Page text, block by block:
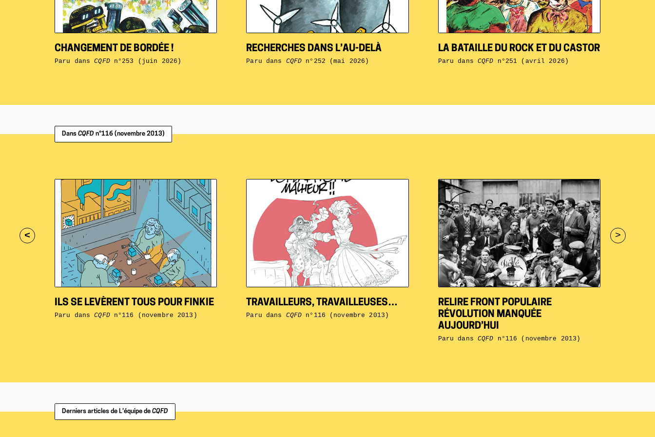
CHANGEMENT DE BORDÉE !
Paru dansCQFDn°253 (juin 2026)
RECHERCHES DANS L’AU-DELÀ
Paru dans CQFD n°252 (mai 2026)
LA BATAILLE DU ROCK ET DU CASTOR
Paru dans CQFD n°251 (avril 2026)
< >
Dans CQFD n°116 (novembre 2013)
ILS SE LEVÈRENT TOUS POUR FINKIE
Paru dansCQFDn°116 (novembre 2013)
TRAVAILLEURS, TRAVAILLEUSES…
Paru dans CQFD n°116 (novembre 2013)
RELIRE FRONT POPULAIRE
RÉVOLUTION MANQUÉE
AUJOURD’HUI
Paru dans CQFD n°116 (novembre 2013)
Derniers articles de L’équipe de CQFD